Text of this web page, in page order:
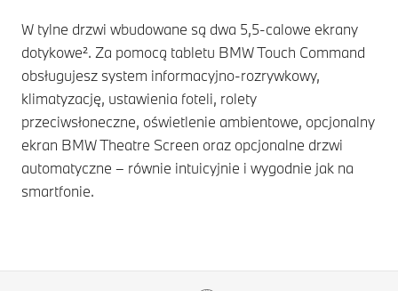
W tylne drzwi wbudowane są dwa 5,5-calowe ekrany
dotykowe². Za pomocą tabletu BMW Touch Command
obsługujesz system informacyjno-rozrywkowy,
klimatyzację, ustawienia foteli, rolety
przeciwsłoneczne, oświetlenie ambientowe, opcjonalny
ekran BMW Theatre Screen oraz opcjonalne drzwi
automatyczne – równie intuicyjnie i wygodnie jak na
smartfonie.